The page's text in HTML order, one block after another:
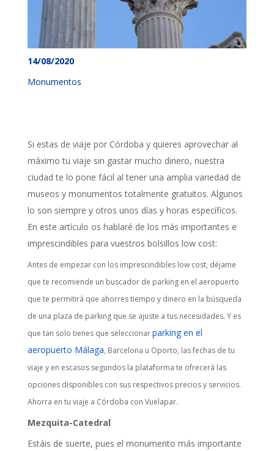
14/08/2020
Monumentos
Si estas de viaje por Córdoba y quieres aprovechar al
máximo tu viaje sin gastar mucho dinero, nuestra
ciudad te lo pone fácil al tener una amplia variedad de
museos y monumentos totalmente gratuitos. Algunos
lo son siempre y otros unos días y horas específicos.
En este artículo os hablaré de los más importantes e
imprescindibles para vuestros bolsillos low cost:
Antes de empezar con los imprescindibles low cost, déjame
que te recomiende un buscador de parking en el aeropuerto
que te permitirá que ahorres tiempo y dinero en la búsqueda
de una plaza de parking que se ajuste a tus necesidades. Y es
que tan solo tienes que seleccionarparking en el
aeropuerto Málaga, Barcelona u Oporto, las fechas de tu
viaje y en escasos segundos la plataforma te ofrecerá las
opciones disponibles con sus respectivos precios y servicios.
Ahorra en tu viaje a Córdoba con Vuelapar.
Mezquita-Catedral
Estáis de suerte, pues el monumento más importante